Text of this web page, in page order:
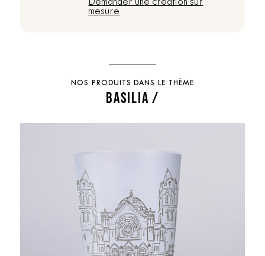
Demander une création sur
mesure
NOS PRODUITS DANS LE THÈME
BASILIA /